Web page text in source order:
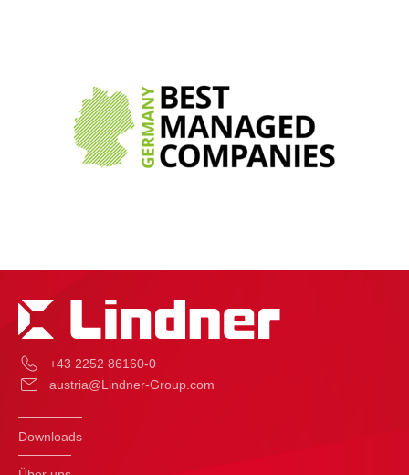
+43 2252 86160-0
austria@Lindner-Group.com
Downloads